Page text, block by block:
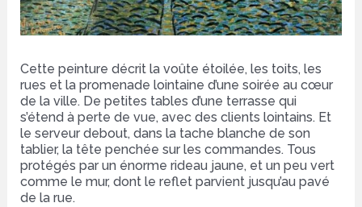
Cette peinture décrit la voûte étoilée, les toits, les
rues et la promenade lointaine d’une soirée au cœur
de la ville. De petites tables d’une terrasse qui
s’étend à perte de vue, avec des clients lointains. Et
le serveur debout, dans la tache blanche de son
tablier, la tête penchée sur les commandes. Tous
protégés par un énorme rideau jaune, et un peu vert
comme le mur, dont le reflet parvient jusqu’au pavé
de la rue.